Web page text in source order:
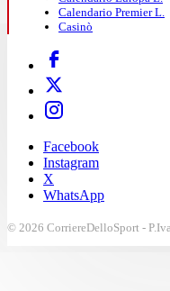
Calendario Premier L.
Casinò
Facebook
Instagram
X
WhatsApp
© 2026 CorriereDelloSport -